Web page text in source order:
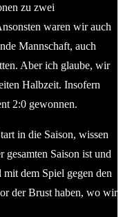
zu zwei
waren wir auch
Mannschaft, auch
Aber ich glaube, wir
Halbzeit. Insofern
2:0 gewonnen.
in die Saison, wissen
gesamten Saison ist und
dem Spiel gegen den
der Brust haben, wo wir